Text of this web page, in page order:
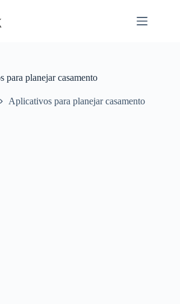
para planejar casamento
Aplicativos para planejar casamento